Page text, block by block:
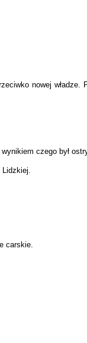
nowej
czego był
carskie.